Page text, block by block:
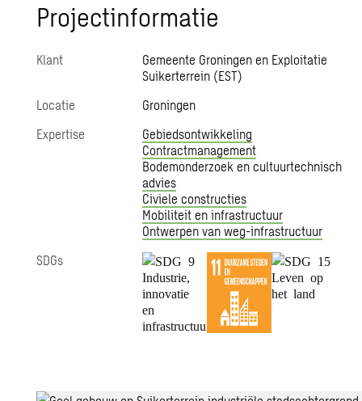
Projectinformatie
Klant
Gemeente Groningen en Exploitatie
Suikerterrein (EST)
Locatie
Groningen
Expertise
Gebiedsontwikkeling
Contractmanagement
Bodemonderzoek en cultuurtechnisch
advies​
Civiele constructies
Mobiliteit en infrastructuur
Ontwerpen van weg-infrastructuur
SDGs